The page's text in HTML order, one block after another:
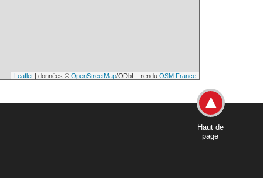
Leaflet | données © OpenStreetMap/ODbL - rendu OSM France
Haut de
page